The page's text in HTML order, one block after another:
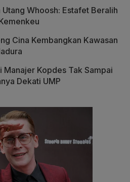
Utang Whoosh: Estafet Beralih
Cina Kembangkan Kawasan
Manajer Kopdes Tak Sampai
Dekati UMP